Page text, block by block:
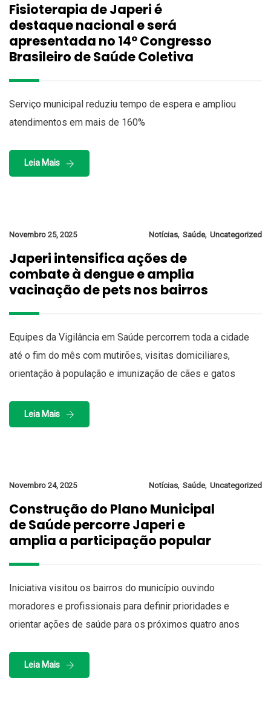
Fisioterapia de Japeri é
destaque nacional e será
apresentada no 14º Congresso
Brasileiro de Saúde Coletiva
Serviço municipal reduziu tempo de espera e ampliou
atendimentos em mais de 160%
Leia Mais
Novembro 25, 2025 Notícias, Saúde, Uncategorized
Japeri intensifica ações de
combate à dengue e amplia
vacinação de pets nos bairros
Equipes da Vigilância em Saúde percorrem toda a cidade
até o fim do mês com mutirões, visitas domiciliares,
orientação à população e imunização de cães e gatos
Leia Mais
Novembro 24, 2025 Notícias, Saúde, Uncategorized
Construção do Plano Municipal
de Saúde percorre Japeri e
amplia a participação popular
Iniciativa visitou os bairros do município ouvindo
moradores e profissionais para definir prioridades e
orientar ações de saúde para os próximos quatro anos
Leia Mais